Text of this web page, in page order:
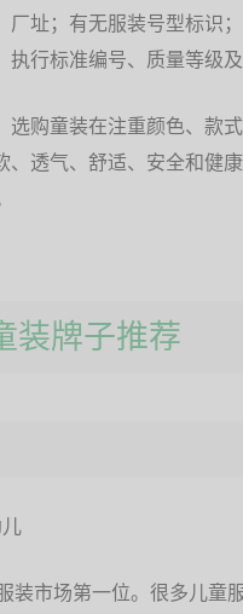
厂址；有无服装号型标识
执行标准编号、质量等级
选购童装在注重颜色、款
透气、舒适、安全和健
装牌子推荐
装市场第一位。很多儿童